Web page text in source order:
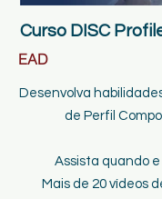
Curso DISC
EAD
Desenvolva
de Perfil
Assista quando
Mais de 20 vídeos